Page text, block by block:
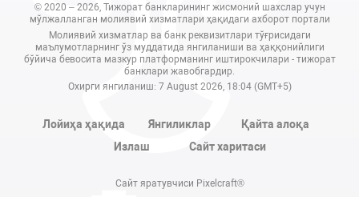
© 2020 – 2026, Тижорат банкларининг жисмоний шахслар учун
мўлжалланган молиявий хизматлари ҳақидаги ахборот портали
Молиявий хизматлар ва банк реквизитлари тўғрисидаги
маълумотларнинг ўз муддатида янгиланиши ва ҳаққонийлиги
бўйича бевосита мазкур платформанинг иштирокчилари - тижорат
банклари жавобгардир.
Охирги янгиланиш: 7 August 2026, 18:04 (GMT+5)
Лойиҳа ҳақида Янгиликлар
Қайта алоқа
Излаш
Сайт харитаси
Сайт яратувчиси Pixelcraft®